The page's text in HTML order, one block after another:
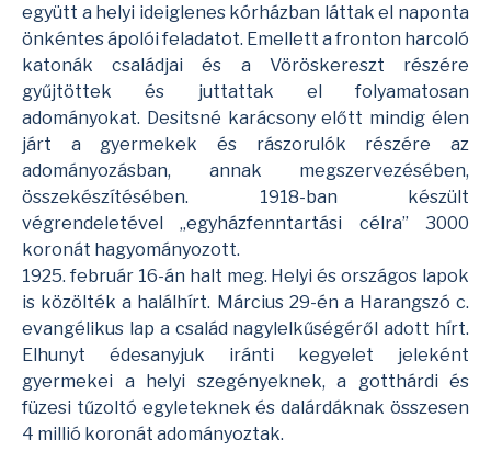
együtt a helyi ideiglenes kórházban láttak el naponta
önkéntes ápolói feladatot. Emellett a fronton harcoló
katonák családjai és a Vöröskereszt részére
gyűjtöttek és juttattak el folyamatosan
adományokat. Desitsné karácsony előtt mindig élen
járt a gyermekek és rászorulók részére az
adományozásban, annak megszervezésében,
összekészítésében. 1918-ban készült
végrendeletével „egyházfenntartási célra” 3000
koronát hagyományozott.
1925. február 16-án halt meg. Helyi és országos lapok
is közölték a halálhírt. Március 29-én a Harangszó c.
evangélikus lap a család nagylelkűségéről adott hírt.
Elhunyt édesanyjuk iránti kegyelet jeleként
gyermekei a helyi szegényeknek, a gotthárdi és
füzesi tűzoltó egyleteknek és dalárdáknak összesen
4 millió koronát adományoztak.